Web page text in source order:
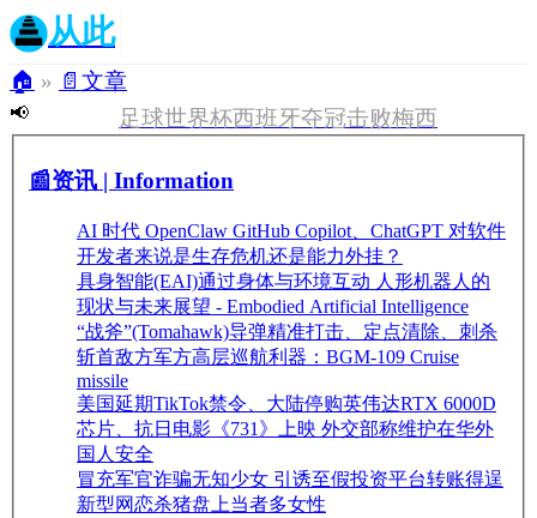
从此
🏠 » 📄文章
📢 足球世界杯西班牙夺冠击败梅西
📰资讯 | Information
AI 时代 OpenClaw GitHub Copilot、ChatGPT 对软件
开发者来说是生存危机还是能力外挂？
具身智能(EAI)通过身体与环境互动 人形机器人的
现状与未来展望 - Embodied Artificial Intelligence
“战斧”(Tomahawk)导弹精准打击、定点清除、刺杀
斩首敌方军方高层巡航利器：BGM-109 Cruise
missile
美国延期TikTok禁令、大陆停购英伟达RTX 6000D
芯片、抗日电影《731》上映 外交部称维护在华外
国人安全
冒充军官诈骗无知少女 引诱至假投资平台转账得逞
新型网恋杀猪盘上当者多女性